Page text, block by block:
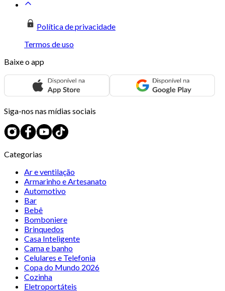
Política de privacidade
Termos de uso
Baixe o app
Siga-nos nas mídias sociais
Categorias
Ar e ventilação
Armarinho e Artesanato
Automotivo
Bar
Bebê
Bomboniere
Brinquedos
Casa Inteligente
Cama e banho
Celulares e Telefonia
Copa do Mundo 2026
Cozinha
Eletroportáteis